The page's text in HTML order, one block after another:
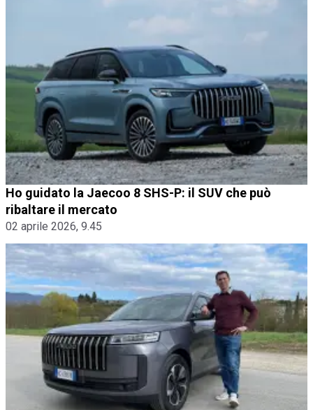
Ho guidato la Jaecoo 8 SHS-P: il SUV che può
ribaltare il mercato
02 aprile 2026, 9.45